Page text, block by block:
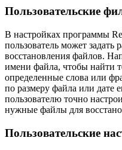
Пользовательские
В настройках программы
пользователь может
восстановления файлов.
имени файла, чтобы найти
определенные слова или
по размеру файла или дате
пользователю точно
нужные файлы для
Пользовательские